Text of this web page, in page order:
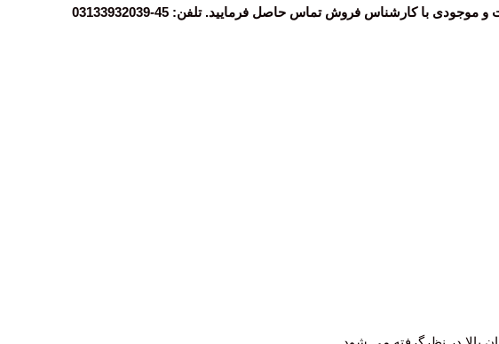
کاربرگرامی، قبل از ثبت سفارش جهت اطمینان از قیمت و موجودی با کارشناس فروش تماس حاصل فرمایید. تلفن: 45-03133932039